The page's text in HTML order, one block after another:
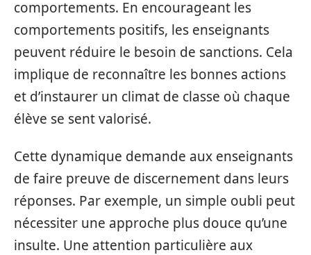
comportements. En encourageant les
comportements positifs, les enseignants
peuvent réduire le besoin de sanctions. Cela
implique de reconnaître les bonnes actions
et d’instaurer un climat de classe où chaque
élève se sent valorisé.
Cette dynamique demande aux enseignants
de faire preuve de discernement dans leurs
réponses. Par exemple, un simple oubli peut
nécessiter une approche plus douce qu’une
insulte. Une attention particulière aux